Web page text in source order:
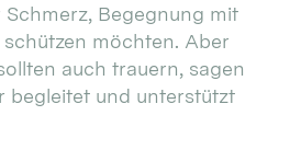
Begegnung mit
möchten. Aber
auch trauern, sagen
begleitet und unterstützt